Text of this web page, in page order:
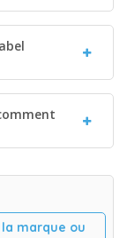
marque ou